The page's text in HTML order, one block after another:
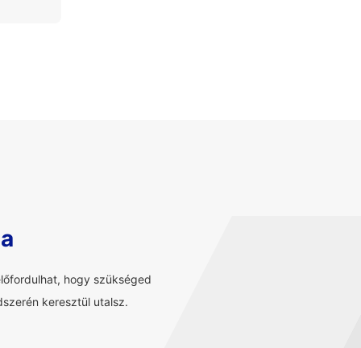
hogy szükséged
keresztül utalsz.